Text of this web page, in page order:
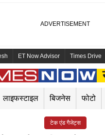
ET Now Advisor Times Drive
लाइफस्टाइल बिजनेस फोटो
टेक एंड गैजेट्स